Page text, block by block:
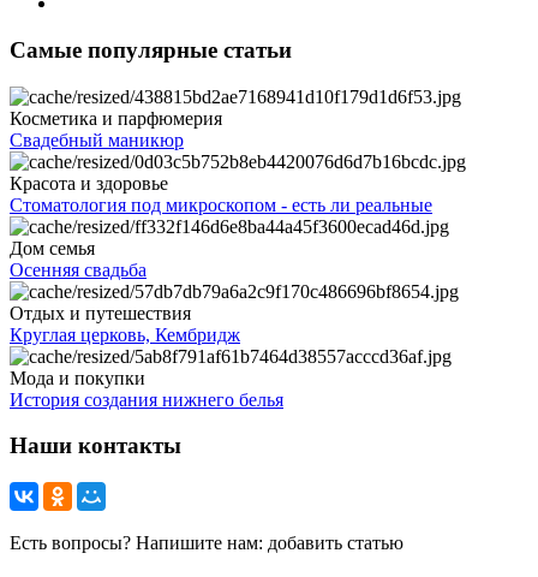
Самые популярные статьи
Косметика и парфюмерия
Свадебный маникюр
Красота и здоровье
Стоматология под микроскопом - есть ли реальные
Дом семья
Осенняя свадьба
Отдых и путешествия
Круглая церковь, Кембридж
Мода и покупки
История создания нижнего белья
Наши контакты
Есть вопросы? Напишите нам: добавить статью